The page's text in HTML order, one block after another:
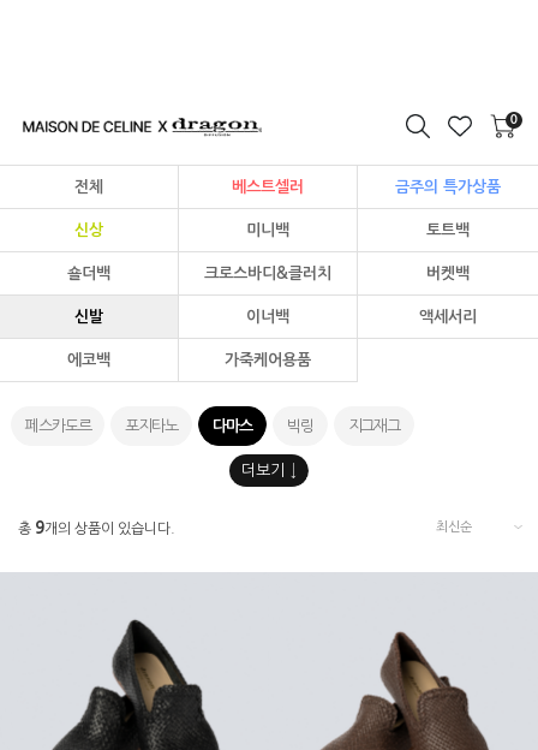
0
전체 베스트셀러 금주의 특가상품
신상 미니백 토트백
숄더백 크로스바디&클러치 버켓백
신발 이너백 액세서리
에코백 가죽케어용품
페스카도르 포지타노 다마스 빅링 지그재그
총 9개의 상품이 있습니다.